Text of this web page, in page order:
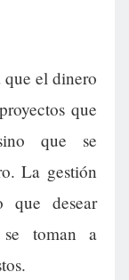
que el dinero
que
que se
La gestión
que desear
se toman a